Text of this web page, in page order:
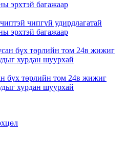
чипгүй удирдлагатай
эрхтэй багажаар
бүх төрлийн том 24в жижиг
хурдан шуурхай